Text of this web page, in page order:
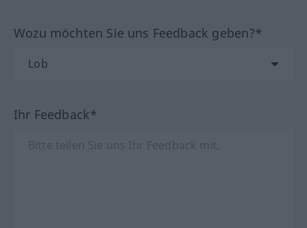
Wozu möchten Sie uns Feedback geben?*
Ihr Feedback*